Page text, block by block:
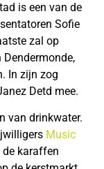
is een van de
Sofie
zal op
In zijn zog
Detd mee.
van drinkwater.
Music
de karaffen